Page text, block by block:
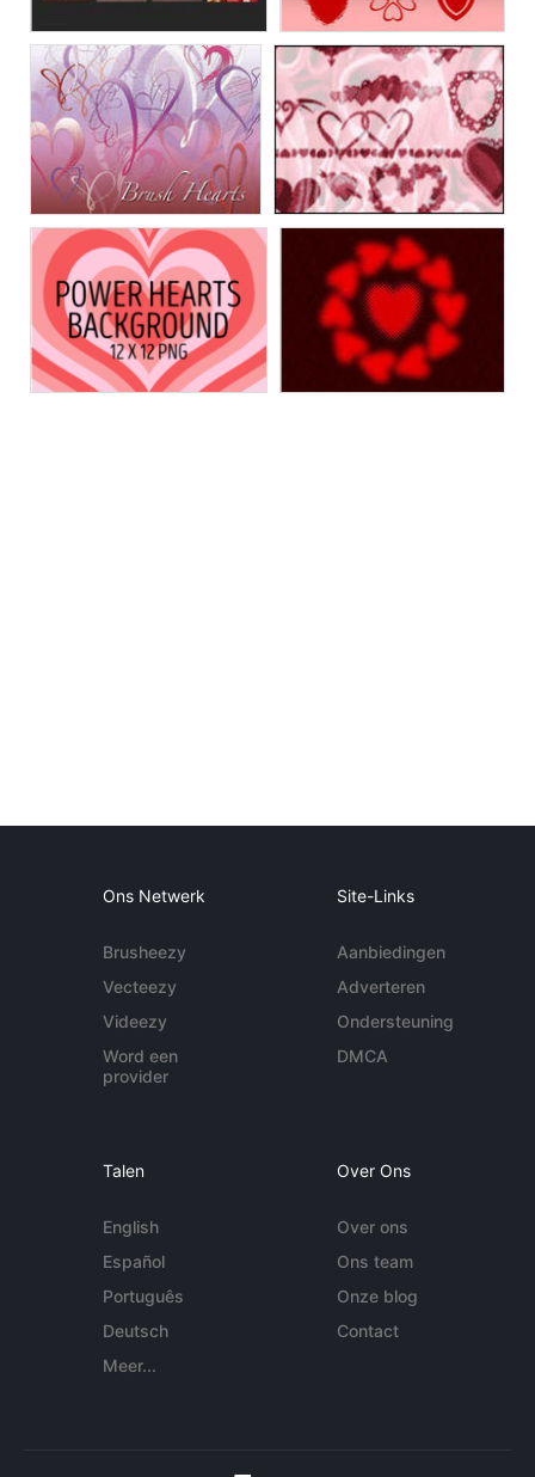
Ons Netwerk
Brusheezy
Vecteezy
Videezy
Word een
provider
Site-Links
Aanbiedingen
Adverteren
Ondersteuning
DMCA
Talen
English
Español
Português
Deutsch
Meer...
Over Ons
Over ons
Ons team
Onze blog
Contact